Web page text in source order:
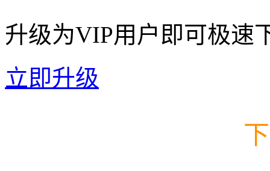
升级为VIP用户即可极速
立即升级